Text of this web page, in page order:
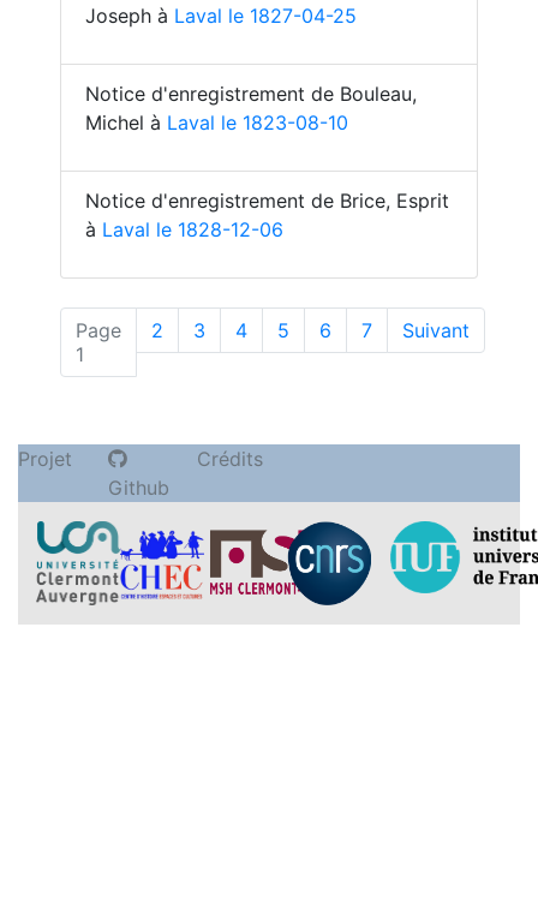
Joseph à Laval le 1827-04-25
Notice d'enregistrement de Bouleau,
Michel à Laval le 1823-08-10
Notice d'enregistrement de Brice, Esprit
à Laval le 1828-12-06
Page
1 (actuelle)
2 3 4 5 6 7 Suivant
Projet
Github
Crédits